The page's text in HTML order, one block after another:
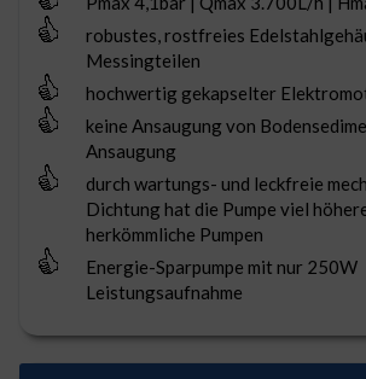
robustes, rostfreies
Messingteilen
hochwertig gekapselter
keine Ansaugung von
Ansaugung
durch wartungs- und leckfreie
Dichtung hat die Pumpe viel
herkömmliche Pumpen
Energie-Sparpumpe mit nur 250W
Leistungsaufnahme